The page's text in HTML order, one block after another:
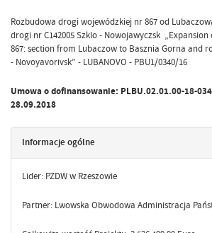
Rozbudowa drogi wojewódzkiej nr 867 od
drogi nr C142005 Szklo - Nowojawyczsk
867: section from Lubaczow to Basznia Gorna and
- Novoyavorivsk” - LUBANOVO - PBU1/0340/16
Umowa o dofinansowanie: PLBU.02.01.00-18-
28.09.2018
Informacje ogólne
Lider: PZDW w Rzeszowie
Partner: Lwowska Obwodowa Administracja